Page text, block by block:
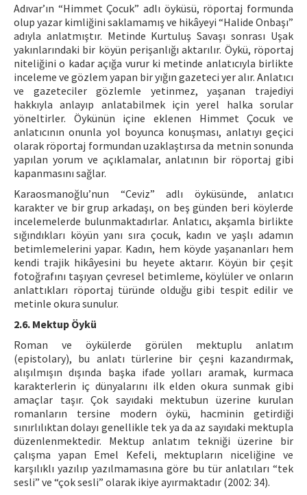
Adıvar’ın “Himmet Çocuk” adlı öyküsü, röportaj formunda
olup yazar kimliğini saklamamış ve hikâyeyi “Halide Onbaşı”
adıyla anlatmıştır. Metinde Kurtuluş Savaşı sonrası Uşak
yakınlarındaki bir köyün perişanlığı aktarılır. Öykü, röportaj
niteliğini o kadar açığa vurur ki metinde anlatıcıyla birlikte
inceleme ve gözlem yapan bir yığın gazeteci yer alır. Anlatıcı
ve gazeteciler gözlemle yetinmez, yaşanan trajediyi
hakkıyla anlayıp anlatabilmek için yerel halka sorular
yöneltirler. Öykünün içine eklenen Himmet Çocuk ve
anlatıcının onunla yol boyunca konuşması, anlatıyı geçici
olarak röportaj formundan uzaklaştırsa da metnin sonunda
yapılan yorum ve açıklamalar, anlatının bir röportaj gibi
kapanmasını sağlar.
Karaosmanoğlu’nun “Ceviz” adlı öyküsünde, anlatıcı
karakter ve bir grup arkadaşı, on beş günden beri köylerde
incelemelerde bulunmaktadırlar. Anlatıcı, akşamla birlikte
sığındıkları köyün yanı sıra çocuk, kadın ve yaşlı adamın
betimlemelerini yapar. Kadın, hem köyde yaşananları hem
kendi trajik hikâyesini bu heyete aktarır. Köyün bir çeşit
fotoğrafını taşıyan çevresel betimleme, köylüler ve onların
anlattıkları röportaj türünde olduğu gibi tespit edilir ve
metinle okura sunulur.
2.6. Mektup Öykü
Roman ve öykülerde görülen mektuplu anlatım
(epistolary), bu anlatı türlerine bir çeşni kazandırmak,
alışılmışın dışında başka ifade yolları aramak, kurmaca
karakterlerin iç dünyalarını ilk elden okura sunmak gibi
amaçlar taşır. Çok sayıdaki mektubun üzerine kurulan
romanların tersine modern öykü, hacminin getirdiği
sınırlılıktan dolayı genellikle tek ya da az sayıdaki mektupla
düzenlenmektedir. Mektup anlatım tekniği üzerine bir
çalışma yapan Emel Kefeli, mektupların niceliğine ve
karşılıklı yazılıp yazılmamasına göre bu tür anlatıları “tek
sesli” ve “çok sesli” olarak ikiye ayırmaktadır (2002: 34).